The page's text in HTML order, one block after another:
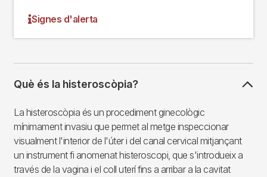
Signes d'alerta
Què és la histeroscòpia?
La histeroscòpia és un procediment ginecològic
mínimament invasiu que permet al metge inspeccionar
visualment l'interior de l'úter i del canal cervical mitjançant
un instrument fi anomenat histeroscopi, que s'introdueix a
través de la vagina i el coll uterí fins a arribar a la cavitat